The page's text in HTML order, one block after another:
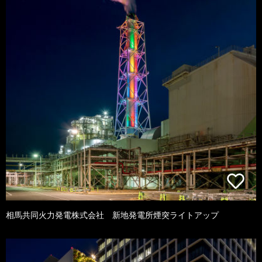
相馬共同火力発電株式会社 新地発電所煙突ライトアップ